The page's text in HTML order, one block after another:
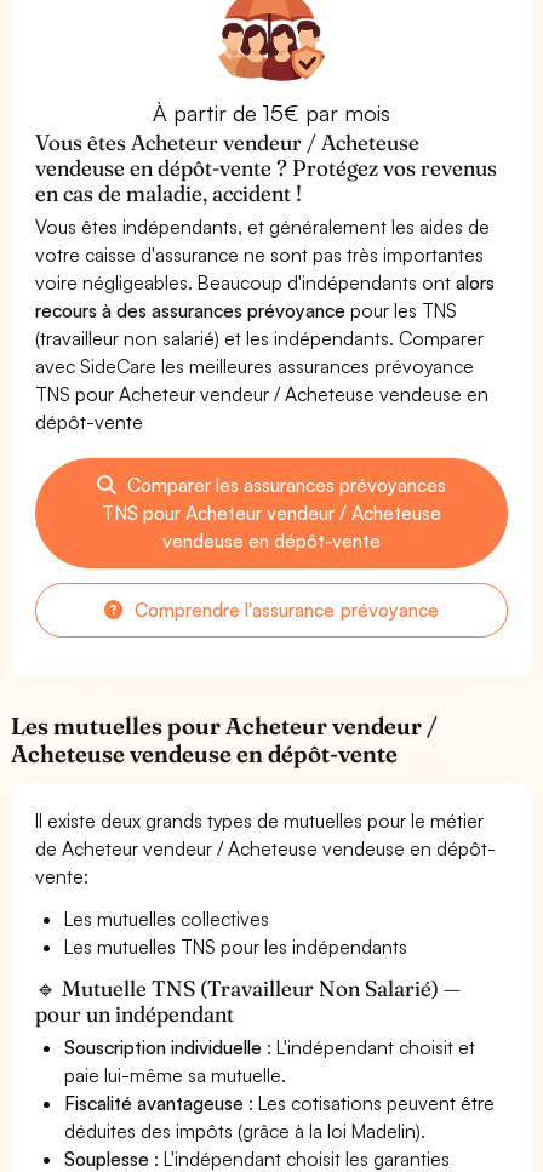
À partir de 15€ par mois
Vous êtes Acheteur vendeur / Acheteuse
vendeuse en dépôt-vente ? Protégez vos revenus
en cas de maladie, accident !
Vous êtes indépendants, et généralement les aides de
votre caisse d'assurance ne sont pas très importantes
voire négligeables. Beaucoup d'indépendants ontalors
recours à des assurances prévoyance pour les TNS
(travailleur non salarié) et les indépendants. Comparer
avec SideCare les meilleures assurances prévoyance
TNS pour Acheteur vendeur / Acheteuse vendeuse en
dépôt-vente
Comparer les assurances prévoyances
TNS pour Acheteur vendeur / Acheteuse
vendeuse en dépôt-vente
Comprendre l'assurance prévoyance
Les mutuelles pour Acheteur vendeur /
Acheteuse vendeuse en dépôt-vente
Il existe deux grands types de mutuelles pour le métier
de Acheteur vendeur / Acheteuse vendeuse en dépôt-
vente:
Les mutuelles collectives
Les mutuelles TNS pour les indépendants
🔹 Mutuelle TNS (Travailleur Non Salarié) —
pour un indépendant
Souscription individuelle : L'indépendant choisit et
paie lui-même sa mutuelle.
Fiscalité avantageuse : Les cotisations peuvent être
déduites des impôts (grâce à la loi Madelin).
Souplesse : L'indépendant choisit les garanties